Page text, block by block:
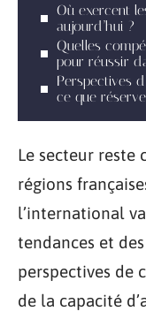
Où exercent
aujourd’hui ?
Quelles
pour réussir
Perspectives
ce que
Le secteur reste
régions
l’international
tendances et
perspectives de
de la capacité